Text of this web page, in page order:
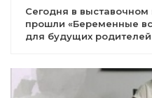
Сегодня в
прошли «Беременные
для будущих родителей